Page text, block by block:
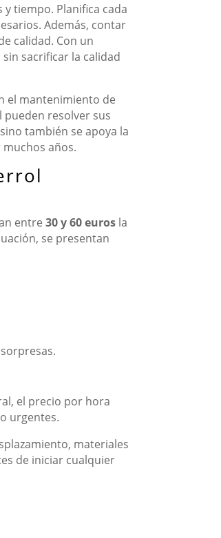
tiempo. Planifica cada
Además, contar
calidad. Con un
sacrificar la calidad
el mantenimiento de
pueden resolver sus
también se apoya la
años.
entre 30 y 60 euros la
se presentan
el precio por hora
urgentes.
materiales
de iniciar cualquier